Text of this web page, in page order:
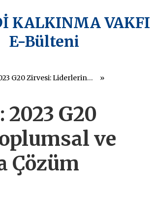
KALKINMA VAKFI
E-Bülteni
KÜRESEL GÜNDEM: 2023 G20 Zirvesi: Liderlerin Toplumsal ve Ekonomik Sorunlara Çözüm Arayışları
2023 G20
ve
Çözüm